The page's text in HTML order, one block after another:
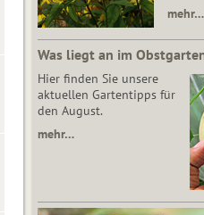
mehr…
Was liegt an im
Hier finden Sie unsere
aktuellen Gartentipps für
den August.
mehr…